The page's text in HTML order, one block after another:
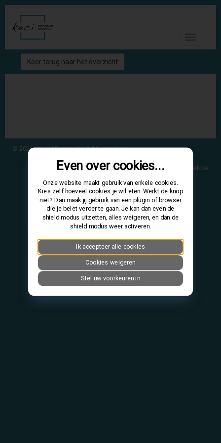
Toggle
Keer terug naar het overzicht
© 2026 - Keci | Fotografie & Dia scanning
Site door crossmark.be
Even over cookies...
Onze website maakt gebruik van enkele cookies.
Kies zelf hoeveel cookies je wil eten. Werkt de knop
niet? Dan maak jij gebruik van een plugin of browser
die je belet verder te gaan. Je kan dan even de
shield modus uitzetten, alles weigeren, en dan de
shield modus weer activeren.
Ik accepteer alle cookies
Cookies weigeren
Stel uw voorkeuren in